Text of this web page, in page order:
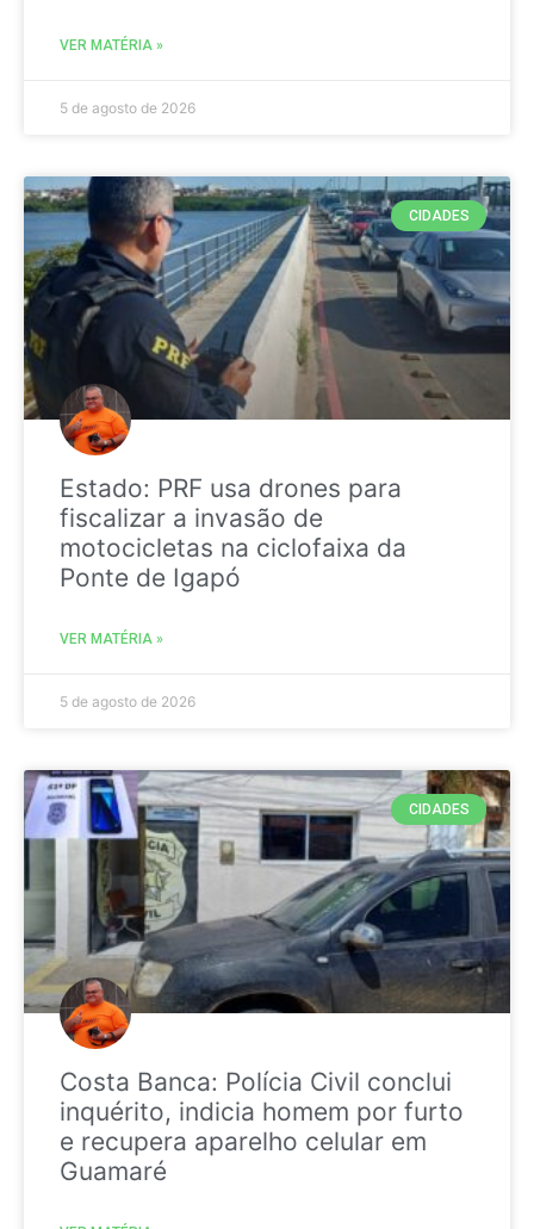
VER MATÉRIA »
5 de agosto de 2026
CIDADES
Estado: PRF usa drones para
fiscalizar a invasão de
motocicletas na ciclofaixa da
Ponte de Igapó
VER MATÉRIA »
5 de agosto de 2026
CIDADES
Costa Banca: Polícia Civil conclui
inquérito, indicia homem por furto
e recupera aparelho celular em
Guamaré